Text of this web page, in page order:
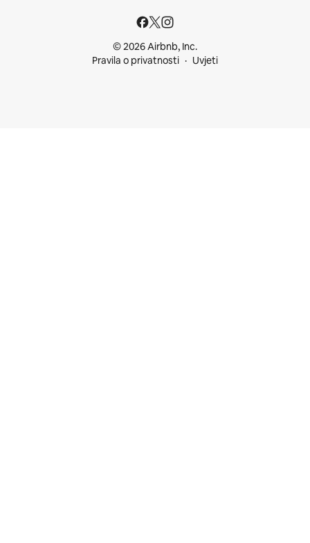
© 2026 Airbnb, Inc.
Pravila o privatnosti
Uvjeti